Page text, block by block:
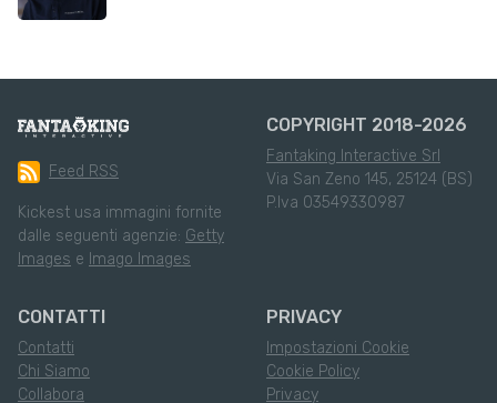
Feed RSS
Kickest usa immagini fornite
dalle seguenti agenzie: Getty
Images e Imago Images
COPYRIGHT 2018-2026
Fantaking Interactive Srl
Via San Zeno 145, 25124 (BS)
P.Iva 03549330987
CONTATTI
Contatti
Chi Siamo
Collabora
PRIVACY
Impostazioni Cookie
Cookie Policy
Privacy